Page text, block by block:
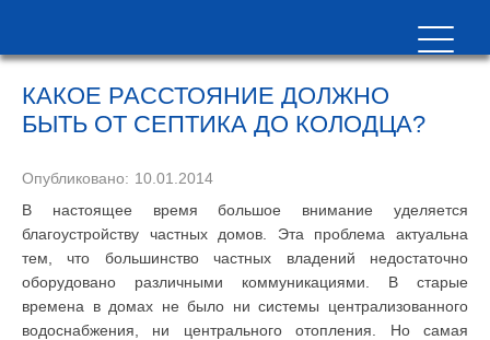
КАКОЕ РАССТОЯНИЕ ДОЛЖНО
БЫТЬ ОТ СЕПТИКА ДО КОЛОДЦА?
Опубликовано: 10.01.2014
В настоящее время большое внимание уделяется
благоустройству частных домов. Эта проблема актуальна
тем, что большинство частных владений недостаточно
оборудовано различными коммуникациями. В старые
времена в домах не было ни системы централизованного
водоснабжения, ни центрального отопления. Но самая